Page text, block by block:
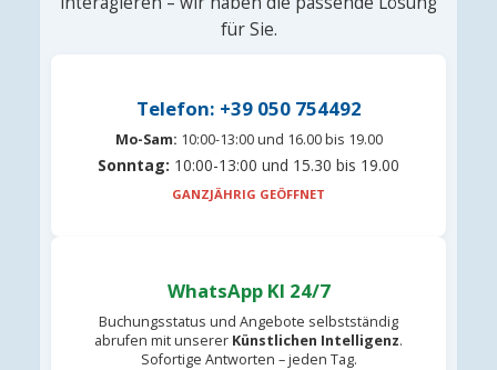
für Sie.
Telefon: +39 050 754492
Mo-Sam: 10:00-13:00 und 16.00 bis 19.00
Sonntag: 10:00-13:00 und 15.30 bis 19.00
GANZJÄHRIG GEÖFFNET
WhatsApp KI 24/7
Buchungsstatus und Angebote selbstständig
abrufen mit unserer Künstlichen Intelligenz.
Sofortige Antworten – jeden Tag.